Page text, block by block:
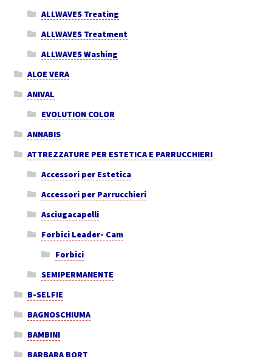
ALLWAVES Treating
ALLWAVES Treatment
ALLWAVES Washing
ALOE VERA
ANIVAL
EVOLUTION COLOR
ANNABIS
ATTREZZATURE PER ESTETICA E PARRUCCHIERI
Accessori per Estetica
Accessori per Parrucchieri
Asciugacapelli
Forbici Leader- Cam
Forbici
SEMIPERMANENTE
B-SELFIE
BAGNOSCHIUMA
BAMBINI
BARBARA BORT